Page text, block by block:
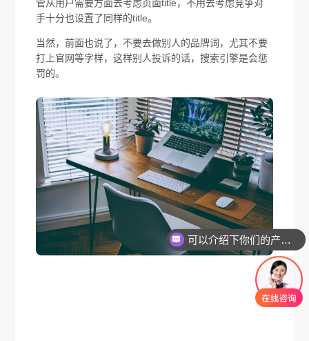
管从用户需要方面去考虑页面title，不用去考虑竞争对
手十分也设置了同样的title。
当然，前面也说了，不要去做别人的品牌词，尤其不要
打上官网等字样，这样别人投诉的话，搜索引擎是会惩
罚的。